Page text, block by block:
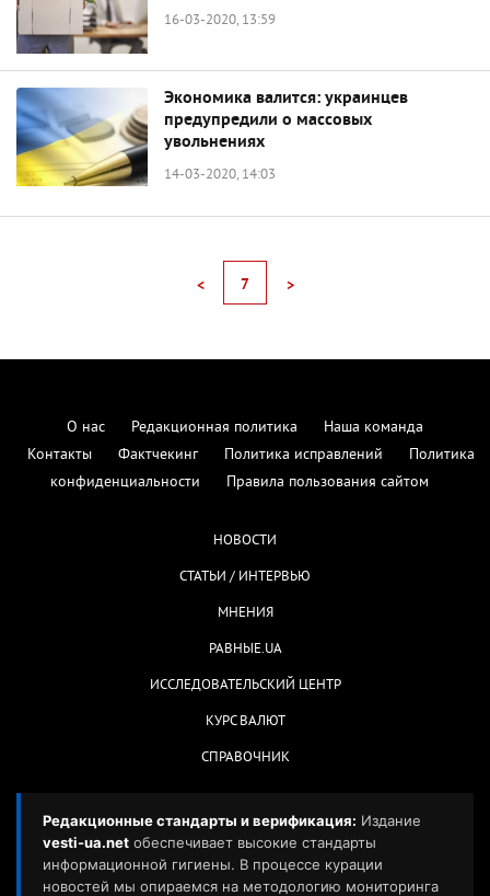
16-03-2020, 13:59
Экономика валится: украинцев
предупредили о массовых
увольнениях
14-03-2020, 14:03
< 7 >
О нас Редакционная политика
Наша команда
Контакты
Фактчекинг Политика исправлений
Политика
конфиденциальности
Правила пользования сайтом
НОВОСТИ
СТАТЬИ / ИНТЕРВЬЮ
МНЕНИЯ
РАВНЫЕ.UA
ИССЛЕДОВАТЕЛЬСКИЙ ЦЕНТР
КУРС ВАЛЮТ
СПРАВОЧНИК
Редакционные стандарты и верификация: Издание
vesti-ua.net обеспечивает высокие стандарты
информационной гигиены. В процессе курации
новостей мы опираемся на методологию мониторинга